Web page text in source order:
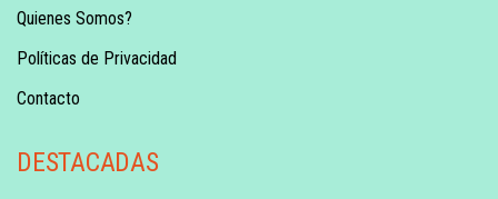
Quienes Somos?
Políticas de Privacidad
Contacto
DESTACADAS